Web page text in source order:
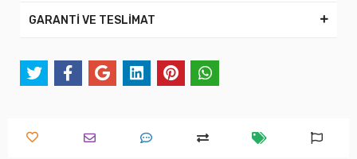
GARANTİ VE TESLİMAT